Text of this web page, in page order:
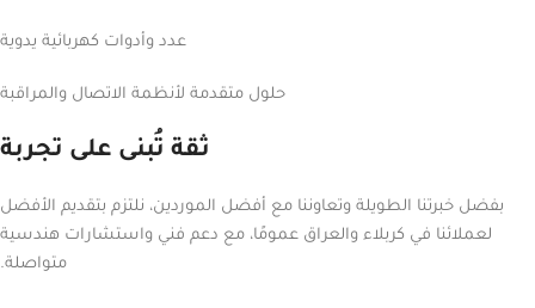
عدد وأدوات كهربائية يدوية
حلول متقدمة لأنظمة الاتصال والمراقبة
ثقة تُبنى على تجربة
بفضل خبرتنا الطويلة وتعاوننا مع أفضل الموردين، نلتزم بتقديم الأفضل
لعملائنا في كربلاء والعراق عمومًا، مع دعم فني واستشارات هندسية
متواصلة.